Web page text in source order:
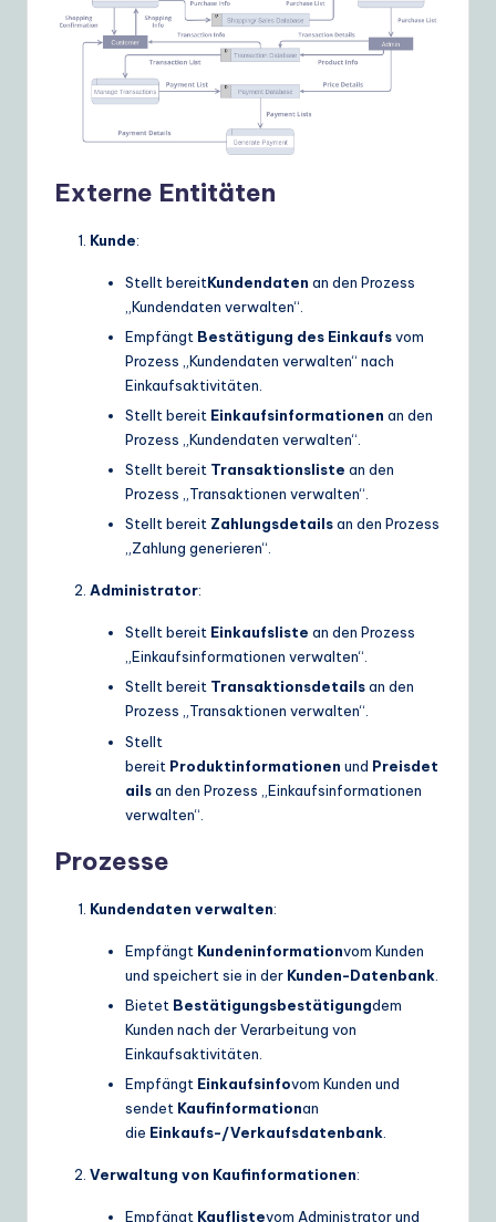
Externe Entitäten
Kunde:
Stellt bereitKundendaten an den Prozess
„Kundendaten verwalten“.
Empfängt Bestätigung des Einkaufsvom
Prozess „Kundendaten verwalten“ nach
Einkaufsaktivitäten.
Stellt bereit Einkaufsinformationen an den
Prozess „Kundendaten verwalten“.
Stellt bereit Transaktionsliste an den
Prozess „Transaktionen verwalten“.
Stellt bereit Zahlungsdetailsan den Prozess
„Zahlung generieren“.
Administrator:
Stellt bereit Einkaufsliste an den Prozess
„Einkaufsinformationen verwalten“.
Stellt bereit Transaktionsdetailsan den
Prozess „Transaktionen verwalten“.
Stellt
bereit Produktinformationen und Preisdet
ailsan den Prozess „Einkaufsinformationen
verwalten“.
Prozesse
Kundendaten verwalten:
Empfängt Kundeninformationvom Kunden
und speichert sie in der Kunden-Datenbank
Bietet Bestätigungsbestätigungdem
Kunden nach der Verarbeitung von
Einkaufsaktivitäten.
Empfängt Einkaufsinfovom Kunden und
sendet Kaufinformationan
die Einkaufs-/Verkaufsdatenbank
Verwaltung von Kaufinformationen:
Empfängt Kauflistevom Administrator und